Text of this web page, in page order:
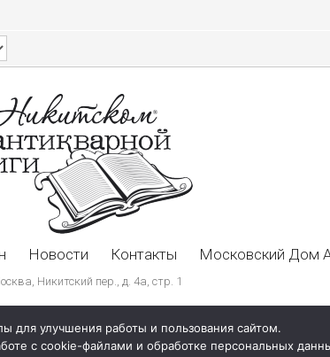
Новости Контакты Московский Дом
Никитский пер., д. 4а, стр. 1
для улучшения работы и пользования сайтом.
с cookie-файлами и обработке персональных